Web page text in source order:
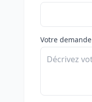
Votre demande